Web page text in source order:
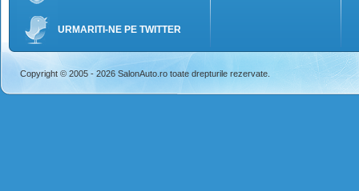
URMARITI-NE PE TWITTER
Copyright © 2005 - 2026 SalonAuto.ro toate drepturile rezervate.